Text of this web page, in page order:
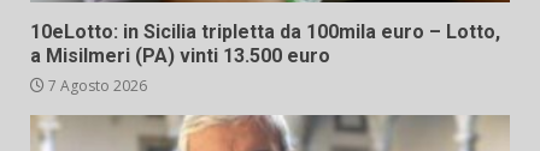
10eLotto: in Sicilia tripletta da 100mila euro – Lotto,
a Misilmeri (PA) vinti 13.500 euro
7 Agosto 2026